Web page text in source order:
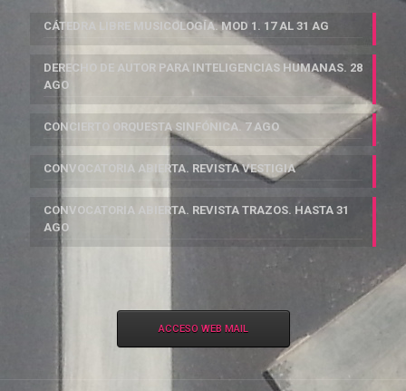
CÁTEDRA LIBRE MUSICOLOGÍA. MOD 1. 17 AL 31 AG
DERECHO DE AUTOR PARA INTELIGENCIAS HUMANAS. 28
AGO
CONCIERTO ORQUESTA SINFÓNICA. 7 AGO
CONVOCATORIA ABIERTA. REVISTA VESTIGIA
CONVOCATORIA ABIERTA. REVISTA TRAZOS. HASTA 31
AGO
ACCESO WEB MAIL